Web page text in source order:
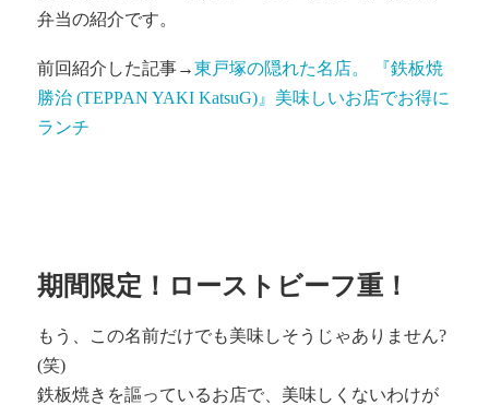
弁当の紹介です。
前回紹介した記事→東戸塚の隠れた名店。 『鉄板焼
勝治 (TEPPAN YAKI KatsuG)』美味しいお店でお得に
ランチ
期間限定！ローストビーフ重！
もう、この名前だけでも美味しそうじゃありません?
(笑)
鉄板焼きを謳っているお店で、美味しくないわけが